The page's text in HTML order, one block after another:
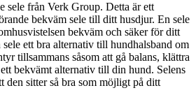
sele från Verk Group. Detta är ett
bekväm sele till ditt husdjur. En sele
bekväm och säker för ditt
ett bra alternativ till hundhalsband om
tillsammans såsom att gå balans, klättra
bekvämt alternativ till din hund. Selens
den sitter så bra som möjligt på ditt